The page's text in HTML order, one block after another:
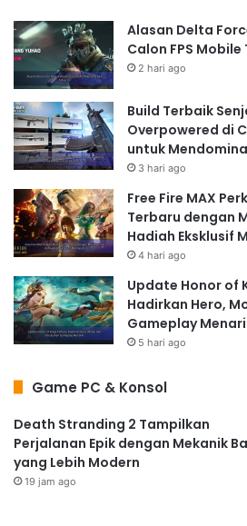
Alasan Delta
Calon FPS
2 hari ago
Build Terbaik
Overpowered di
untuk
3 hari ago
Free Fire MAX
Terbaru dengan
Hadiah Eksklusif
4 hari ago
Update Honor of
Hadirkan Hero,
Gameplay
5 hari ago
Game PC & Konsol
Death Stranding 2 Tampilkan
Perjalanan Epik dengan Mekanik
yang Lebih Modern
19 jam ago